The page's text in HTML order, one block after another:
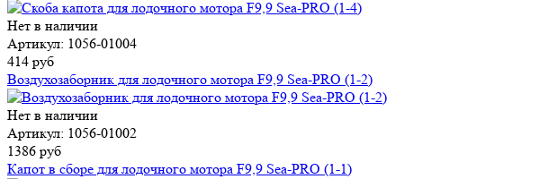
Нет в наличии
Артикул: 1056-01004
414 руб
Воздухозаборник для лодочного мотора F9,9 Sea-PRO (1-2)
Нет в наличии
Артикул: 1056-01002
1386 руб
Капот в сборе для лодочного мотора F9,9 Sea-PRO (1-1)